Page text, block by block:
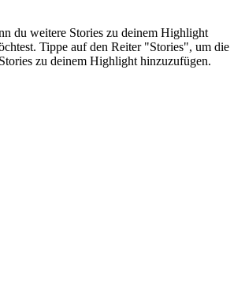
du weitere Stories zu deinem Highlight
Tippe auf den Reiter "Stories", um die
zu deinem Highlight hinzuzufügen.